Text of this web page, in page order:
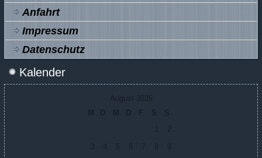
Anfahrt
Impressum
Datenschutz
Kalender
August 2026
M
D M D F S
S
2
3
5 7 8 9